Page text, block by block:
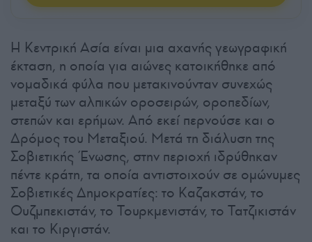
Η Κεντρική Ασία είναι μια αχανής γεωγραφική
έκταση, η οποία για αιώνες κατοικήθηκε από
νομαδικά φύλα που μετακινούνταν συνεχώς
μεταξύ των αλπικών οροσειρών, οροπεδίων,
στεπών και ερήμων. Από εκεί περνούσε και ο
Δρόμος του Μεταξιού. Μετά τη διάλυση της
Σοβιετικής Ένωσης, στην περιοχή ιδρύθηκαν
πέντε κράτη, τα οποία αντιστοιχούν σε ομώνυμες
Σοβιετικές Δημοκρατίες: το Καζακστάν, το
Ουζμπεκιστάν, το Τουρκμενιστάν, το Τατζικιστάν
και το Κιργιστάν.